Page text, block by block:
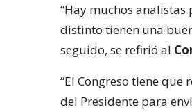
“Hay muchos
distinto tienen una
seguido, se refirió al
“El Congreso tiene
del Presidente para